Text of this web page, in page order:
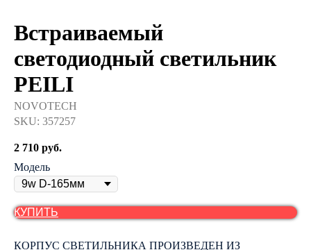
Встраиваемый
светодиодный светильник
PEILI
NOVOTECH
SKU: 357257
2 710 руб.
Модель
КУПИТЬ
КОРПУС СВЕТИЛЬНИКА ПРОИЗВЕДЕН ИЗ